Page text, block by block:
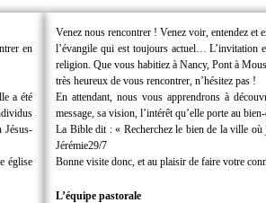
en
a été
Jésus-
église
Venez nous rencontrer ! Venez voir, entendez et
l’évangile qui est toujours actuel… L’invitation
religion.Que vous habitiez à Nancy, Pont à
très heureux de vous rencontrer, n’hésitez pas !
En attendant, nous vous apprendrons à
message, sa vision, l’intérêt qu’elle porte au
La Bible dit : « Recherchez le bien de la ville
Jérémie29/7
Bonne visite donc, et au plaisir de faire votre
L’équipe pastorale